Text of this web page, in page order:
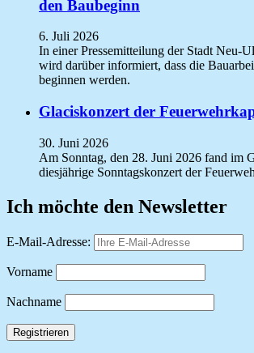
den Baubeginn
6. Juli 2026
In einer Pressemitteilung der Stadt Neu-
wird darüber informiert, dass die
beginnen werden.
Glaciskonzert der
30. Juni 2026
Am Sonntag, den 28. Juni 2026 fand im
diesjährige Sonntagskonzert der
Ich möchte den Newsletter
E-Mail-Adresse:
Vorname
Nachname